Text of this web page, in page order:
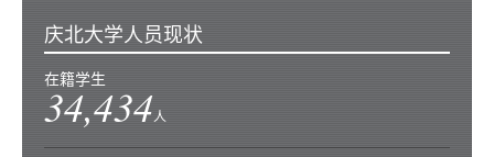
庆北大学人员现状
在籍学生
34,434人